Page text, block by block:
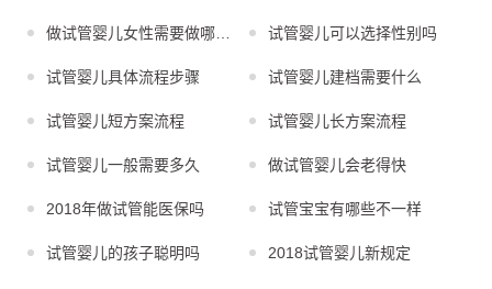
做试管婴儿女性需要做哪些检查 试管婴儿可以选择性别吗
试管婴儿具体流程步骤 试管婴儿建档需要什么
试管婴儿短方案流程 试管婴儿长方案流程
试管婴儿一般需要多久 做试管婴儿会老得快
2018年做试管能医保吗 试管宝宝有哪些不一样
试管婴儿的孩子聪明吗 2018试管婴儿新规定